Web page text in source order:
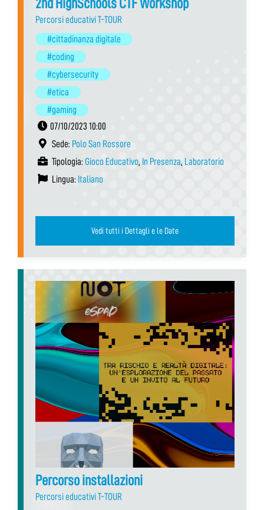
2nd HighSchools CTF Workshop
Percorsi educativi T-TOUR
#cittadinanza digitale
#coding
#cybersecurity
#etica
#gaming
07/10/2023 10:00
Sede: Polo San Rossore
Tipologia: Gioco Educativo, In Presenza, Laboratorio
Lingua: Italiano
Vedi tutti i Dettagli e le Date
Percorso installazioni
Percorsi educativi T-TOUR